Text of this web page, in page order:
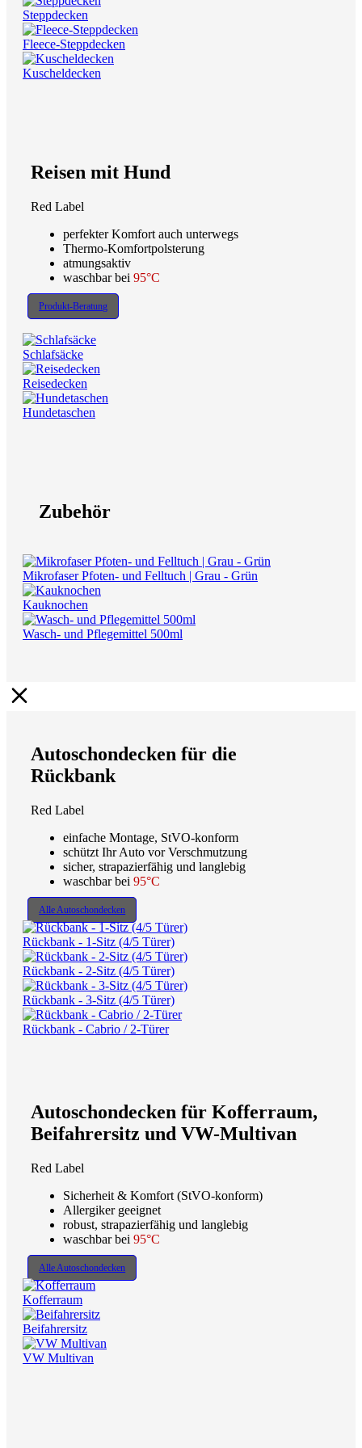
Steppdecken
Fleece-Steppdecken
Kuscheldecken
Reisen mit Hund
Red Label
perfekter Komfort auch unterwegs
Thermo-Komfortpolsterung
atmungsaktiv
waschbar bei 95°C
Produkt-Beratung
Schlafsäcke
Reisedecken
Hundetaschen
Zubehör
Mikrofaser Pfoten- und Felltuch | Grau - Grün
Kauknochen
Wasch- und Pflegemittel 500ml
Autoschondecken für die
Rückbank
Red Label
einfache Montage, StVO-konform
schützt Ihr Auto vor Verschmutzung
sicher, strapazierfähig und langlebig
waschbar bei 95°C
Alle Autoschondecken
Rückbank - 1-Sitz (4/5 Türer)
Rückbank - 2-Sitz (4/5 Türer)
Rückbank - 3-Sitz (4/5 Türer)
Rückbank - Cabrio / 2-Türer
Autoschondecken für Kofferraum,
Beifahrersitz und VW-Multivan
Red Label
Sicherheit & Komfort (StVO-konform)
Allergiker geeignet
robust, strapazierfähig und langlebig
waschbar bei 95°C
Alle Autoschondecken
Kofferraum
Beifahrersitz
VW Multivan